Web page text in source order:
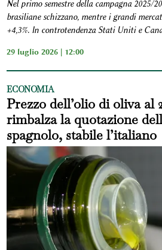
Nel primo semestre della campagna 2025/
brasiliane schizzano, mentre i grandi
+4,3%. In controtendenza Stati Uniti e
29 luglio 2026 | 12:00
ECONOMIA
Prezzo dell’olio di oliva al
rimbalza la quotazione
spagnolo, stabile l’italiano